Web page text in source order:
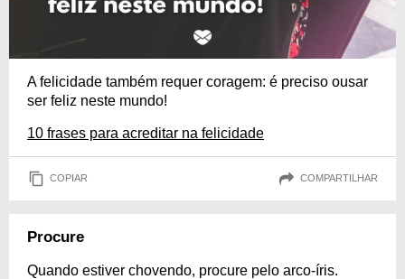
A felicidade também requer coragem: é preciso ousar
ser feliz neste mundo!
10 frases para acreditar na felicidade
COPIAR COMPARTILHAR
Procure
Quando estiver chovendo, procure pelo arco-íris.